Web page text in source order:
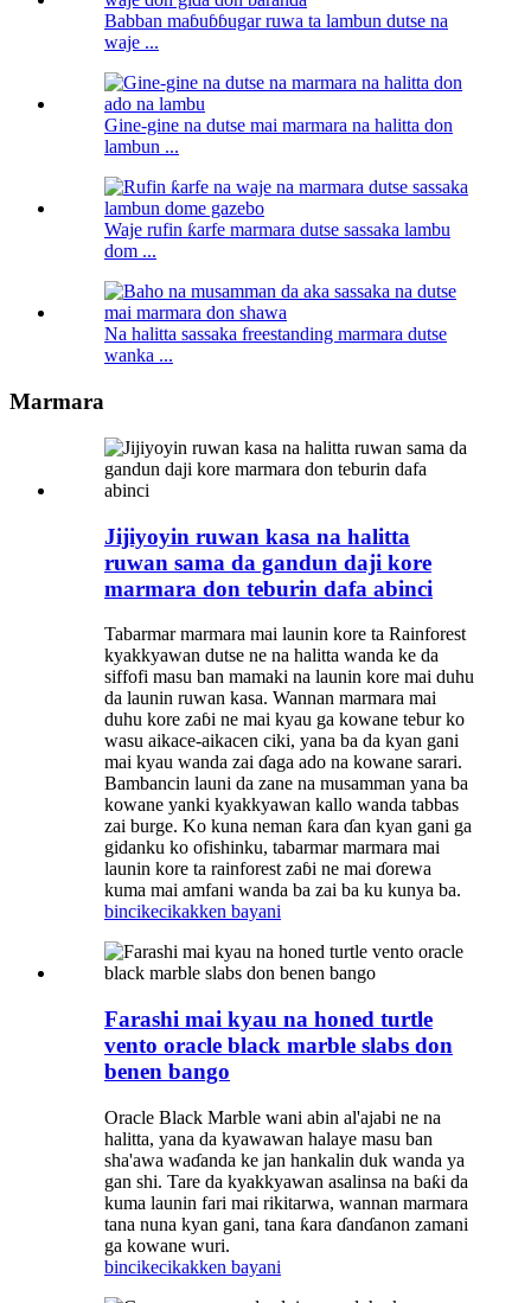
Babban maɓuɓɓugar ruwa ta lambun dutse na
waje ...
Gine-gine na dutse mai marmara na halitta don
lambun ...
Waje rufin ƙarfe marmara dutse sassaka lambu
dom ...
Na halitta sassaka freestanding marmara dutse
wanka ...
Marmara
Jijiyoyin ruwan kasa na halitta
ruwan sama da gandun daji kore
marmara don teburin dafa abinci
Tabarmar marmara mai launin kore ta Rainforest
kyakkyawan dutse ne na halitta wanda ke da
siffofi masu ban mamaki na launin kore mai duhu
da launin ruwan kasa. Wannan marmara mai
duhu kore zaɓi ne mai kyau ga kowane tebur ko
wasu aikace-aikacen ciki, yana ba da kyan gani
mai kyau wanda zai ɗaga ado na kowane sarari.
Bambancin launi da zane na musamman yana ba
kowane yanki kyakkyawan kallo wanda tabbas
zai burge. Ko kuna neman ƙara ɗan kyan gani ga
gidanku ko ofishinku, tabarmar marmara mai
launin kore ta rainforest zaɓi ne mai ɗorewa
kuma mai amfani wanda ba zai ba ku kunya ba.
bincikecikakken bayani
Farashi mai kyau na honed turtle
vento oracle black marble slabs don
benen bango
Oracle Black Marble wani abin al'ajabi ne na
halitta, yana da kyawawan halaye masu ban
sha'awa waɗanda ke jan hankalin duk wanda ya
gan shi. Tare da kyakkyawan asalinsa na baƙi da
kuma launin fari mai rikitarwa, wannan marmara
tana nuna kyan gani, tana ƙara ɗanɗanon zamani
ga kowane wuri.
bincikecikakken bayani